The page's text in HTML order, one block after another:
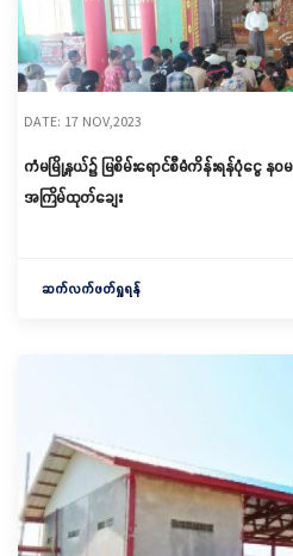
DATE: 17 NOV,2023
ကံမမြို့နယ်၌ မြစိမ်းရောင်စီမံကိန်းရန်ပုံငွေ နဝမ
အကြိမ်ထုတ်ချေး
ဆက်လက်ဖတ်ရှုရန်